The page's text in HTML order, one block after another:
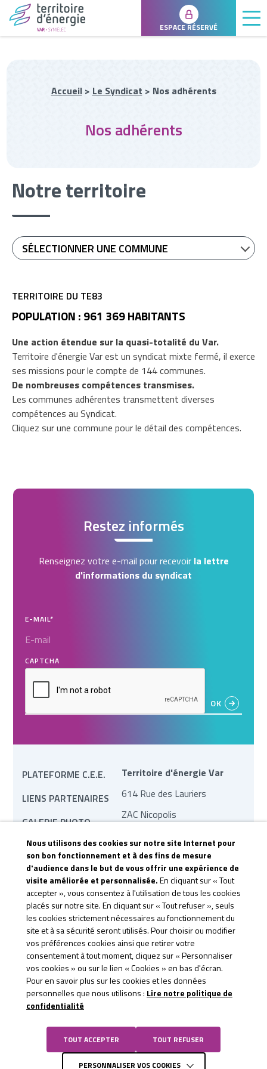
ESPACE RÉSERVÉ
Accueil> Le Syndicat > Nos adhérents
Nos adhérents
Notre territoire
SÉLECTIONNER UNE COMMUNE
TERRITOIRE DU TE83
POPULATION : 961 369 HABITANTS
Une action étendue sur la quasi-totalité du Var.
Territoire d'énergie Var est un syndicat mixte fermé, il exerce
ses missions pour le compte de 144 communes.
De nombreuses compétences transmises.
Les communes adhérentes transmettent diverses
compétences au Syndicat.
Cliquez sur une commune pour le détail des compétences.
Restez informés
Renseignez votre e-mail pour recevoir la lettre
d'informations du syndicat
E-MAIL*
CAPTCHA
PLATEFORME C.E.E.
LIENS PARTENAIRES
GALERIE PHOTO
MARCHÉS PUBLICS
REVUE DE PRESSE
CONTACTEZ-NOUS
CGU &
CONFIDENTIALITÉ
Territoire d'énergie Var
614 Rue des Lauriers
ZAC Nicopolis
contact@te83.fr
Nous utilisons des cookies sur notre site Internet pour
son bon fonctionnement et à des fins de mesure
d'audience dans le but de vous offrir une expérience de
visite améliorée et personnalisée.En cliquant sur « Tout
accepter », vous consentez à l'utilisation de tous les cookies
placés sur notre site. En cliquant sur « Tout refuser », seuls
les cookies strictement nécessaires au fonctionnement du
site et à sa sécurité seront utilisés. Pour choisir ou modifier
vos préférences cookies ainsi que retirer votre
consentement à tout moment, cliquez sur « Personnaliser
vos cookies » ou sur le lien « Cookies » en bas d'écran.
Pour en savoir plus sur les cookies et les données
personnelles que nous utilisons : Lire notre politique de
confidentialité
TOUT ACCEPTER TOUT REFUSER
PERSONNALISER VOS COOKIES